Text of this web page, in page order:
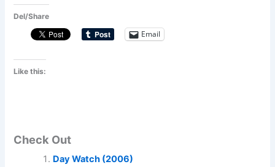
Del/Share
Email
Like this:
Check Out
Day Watch (2006)